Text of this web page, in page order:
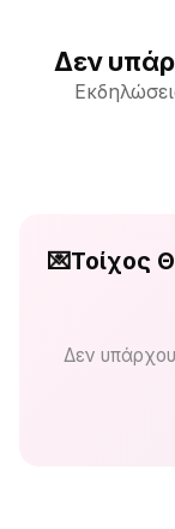
Δεν
💌Τοίχος
Δεν